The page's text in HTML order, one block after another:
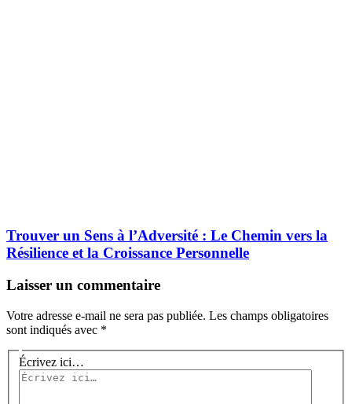
Trouver un Sens à l’Adversité : Le Chemin vers la
Résilience et la Croissance Personnelle
Laisser un commentaire
Votre adresse e-mail ne sera pas publiée. Les champs obligatoires
sont indiqués avec *
Écrivez ici…